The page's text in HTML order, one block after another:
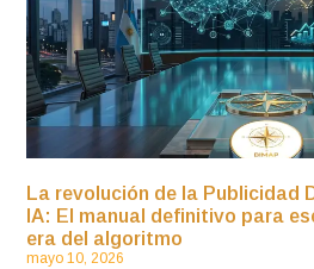
La revolución de la Publicidad
IA: El manual definitivo para
era del algoritmo
mayo 10, 2026